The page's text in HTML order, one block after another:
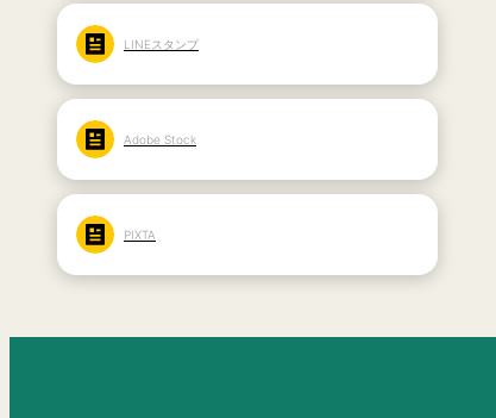
LINEスタンプ
Adobe Stock
PIXTA